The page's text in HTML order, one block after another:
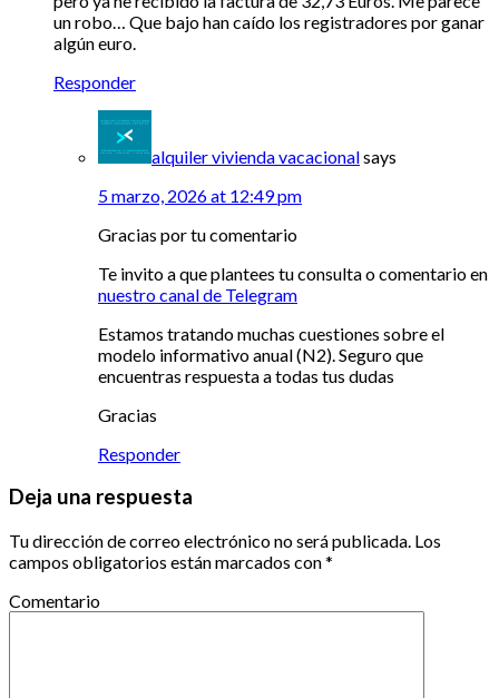
un robo… Que bajo han caído los registradores por ganar
algún euro.
Responder
alquiler vivienda vacacionalsays
5 marzo, 2026 at 12:49 pm
Gracias por tu comentario
Te invito a que plantees tu consulta o comentario en
nuestro canal de Telegram
Estamos tratando muchas cuestiones sobre el
modelo informativo anual (N2). Seguro que
encuentras respuesta a todas tus dudas
Gracias
Responder
Deja una respuesta
Tu dirección de correo electrónico no será publicada. Los
campos obligatorios están marcados con*
Comentario